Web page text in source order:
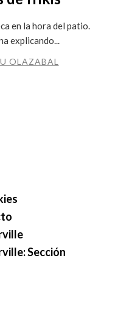
en la hora del patio.
explicando...
OLAZABAL
Sección